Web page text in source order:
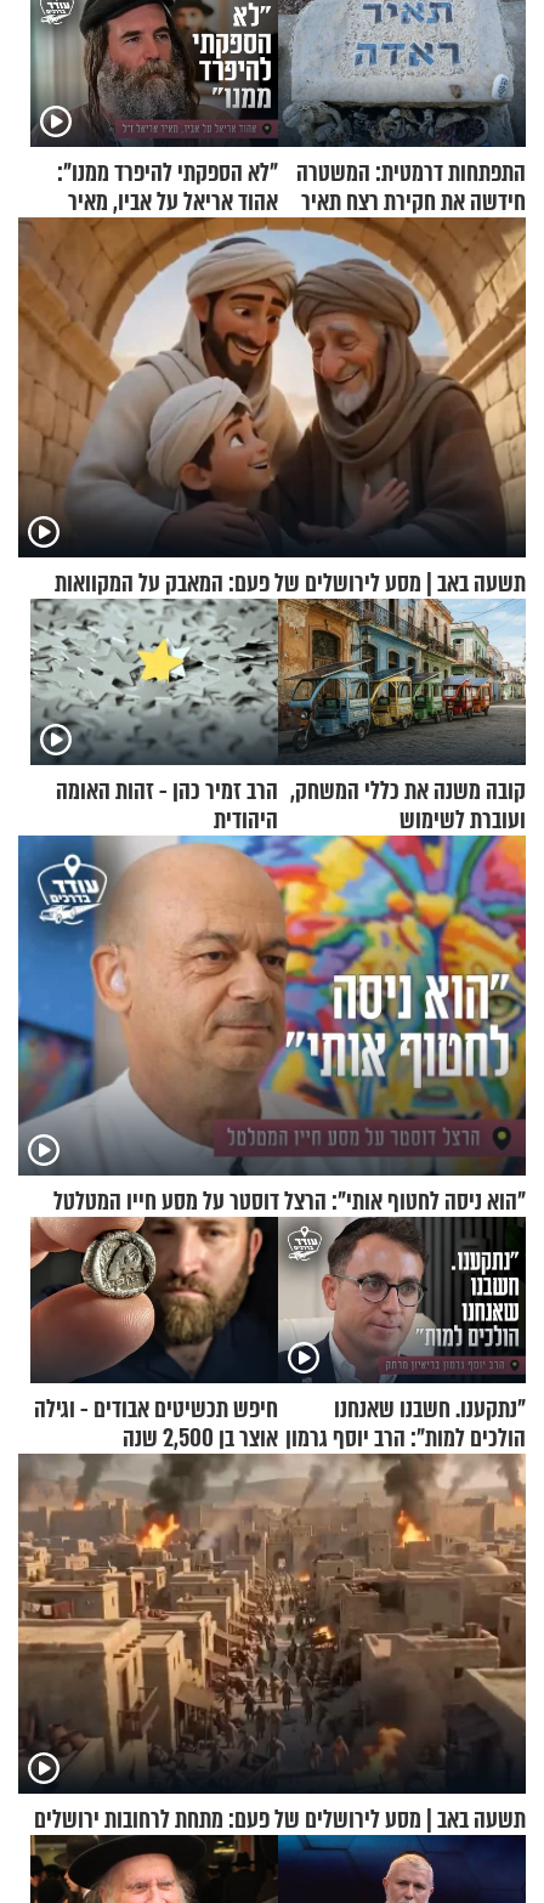
התפתחות דרמטית: המשטרה
חידשה את חקירת רצח תאיר
ראדה
"לא הספקתי להיפרד ממנו":
אהוד אריאל על אביו, מאיר
אריאל ז"ל
תשעה באב | מסע לירושלים של פעם: המאבק על המקוואות
קובה משנה את כללי המשחק,
ועוברת לשימוש
בתלת־אופנועים סולאריים
הרב זמיר כהן - זהות האומה
היהודית
"הוא ניסה לחטוף אותי": הרצל דוסטר על מסע חייו המטלטל
"נתקענו. חשבנו שאנחנו
הולכים למות": הרב יוסף גרמון
בריאיון מרתק
חיפש תכשיטים אבודים - וגילה
אוצר בן 2,500 שנה
תשעה באב | מסע לירושלים של פעם: מתחת לרחובות ירושלים